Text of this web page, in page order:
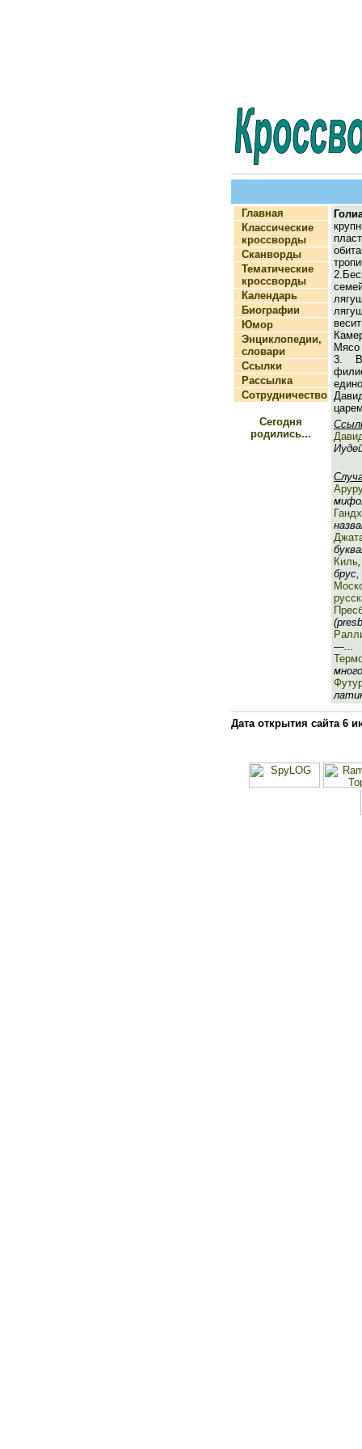
Главная
Классические
кроссворды
Сканворды
Тематические
кроссворды
Календарь
Биографии
Юмор
Энциклопедии,
словари
Ссылки
Рассылка
Сотрудничество
Сегодня
родились...
Мясо
3. В
Киль
—...
Дата открытия сайта 6